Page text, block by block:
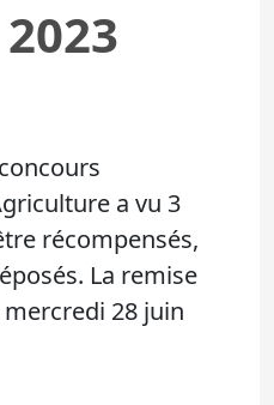
a vu 3
récompensés,
La remise
28 juin